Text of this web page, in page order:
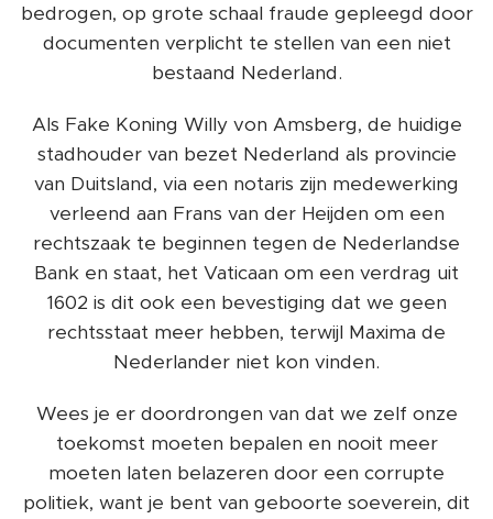
bedrogen, op grote schaal fraude gepleegd door
documenten verplicht te stellen van een niet
bestaand Nederland.
Als Fake Koning Willy von Amsberg, de huidige
stadhouder van bezet Nederland als provincie
van Duitsland, via een notaris zijn medewerking
verleend aan Frans van der Heijden om een
rechtszaak te beginnen tegen de Nederlandse
Bank en staat, het Vaticaan om een verdrag uit
1602 is dit ook een bevestiging dat we geen
rechtsstaat meer hebben, terwijl Maxima de
Nederlander niet kon vinden.
Wees je er doordrongen van dat we zelf onze
toekomst moeten bepalen en nooit meer
moeten laten belazeren door een corrupte
politiek, want je bent van geboorte soeverein, dit